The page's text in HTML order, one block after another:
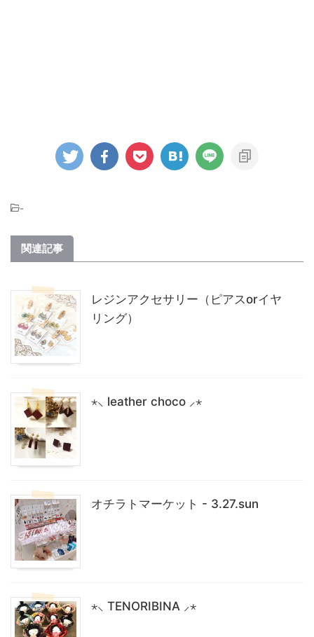
-
関連記事
レジンアクセサリー（ピアスorイヤ
リング）
⋆⸜ leather choco ⸝⋆
オチラトマーケット - 3.27.sun
⋆⸜ TENORIBINA ⸝⋆